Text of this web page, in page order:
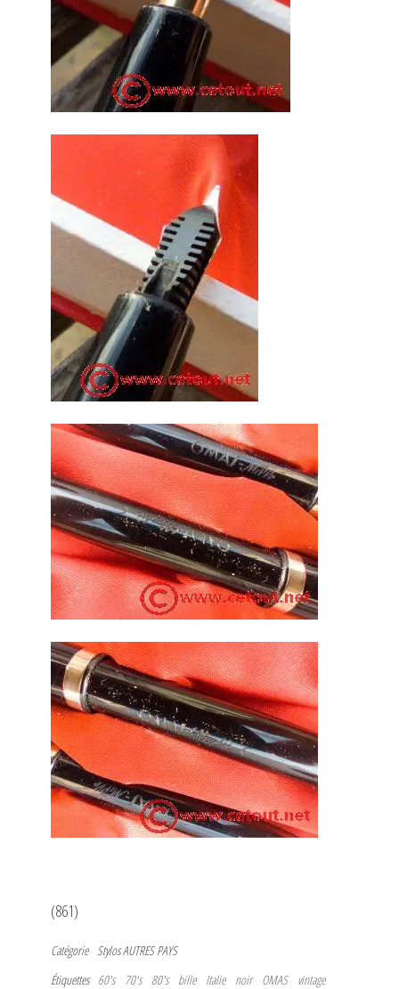
(861)
Catégorie Stylos AUTRES PAYS
Étiquettes 60's 70's 80's bille Italie noir OMAS vintage